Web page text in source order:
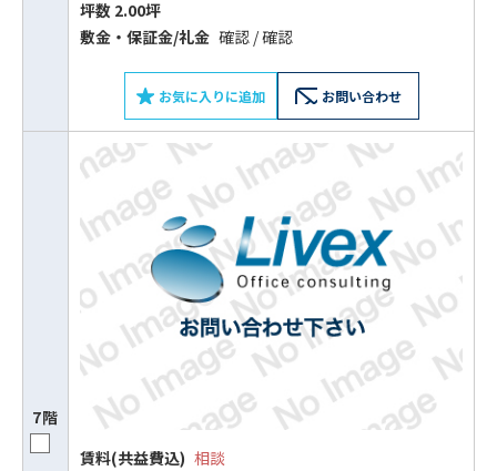
坪数 2.00坪
敷⾦‧保証⾦/礼⾦ 確認 / 確認
お気に入りに追加 お問い合わせ
7階
賃料(共益費込) 相談